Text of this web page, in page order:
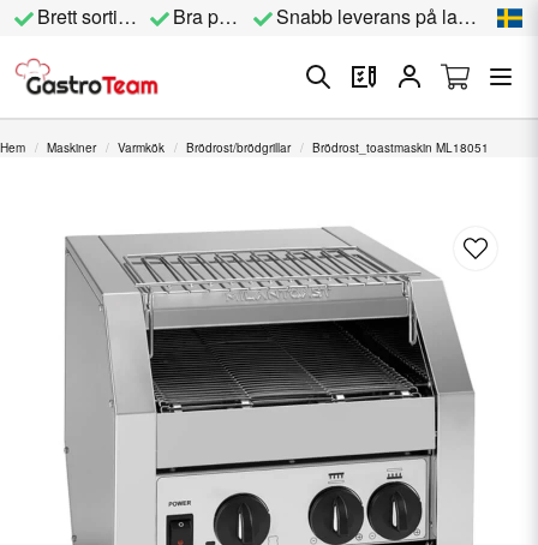
Brett sortiment Bra priser Snabb leverans på lagervara
Hem Maskiner Varmkök Brödrost/brödgrillar Brödrost_toastmaskin ML18051